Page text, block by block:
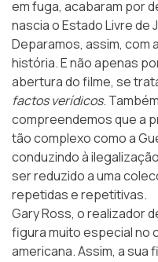
em fuga, acabaram por
nascia oEstado Livre de
Deparamos, assim, com
história. E não apenas
abertura do filme, se
factos verídicos.
compreendemos que a
tão complexo como a
conduzindo à
ser reduzido a uma
repetidas e repetitivas.
Gary Ross, o realizador
figura muito especial no
americana. Assim, a sua